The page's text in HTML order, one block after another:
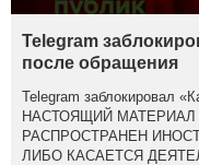
Telegram
после обращения
Telegram заблокировал
НАСТОЯЩИЙ
РАСПРОСТРАНЕН
ЛИБО КАСАЕТСЯ